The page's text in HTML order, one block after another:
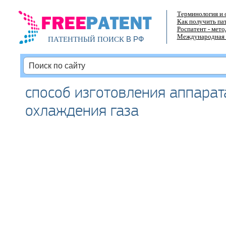
ПАТЕНТНЫЙ ПОИСКВ РФ
Терминология и
Как получить
Роспатент -
Международная
способ изготовления
охлаждения газа